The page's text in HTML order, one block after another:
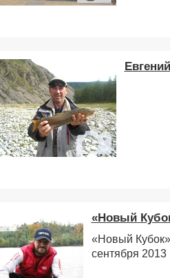
«Новый
«Новый
сентября 2013